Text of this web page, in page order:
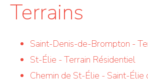
Terrains
Saint-Denis-de-Brompton -
St-Élie - Terrain Résidentiel
Chemin de St-Élie - Saint-Élie